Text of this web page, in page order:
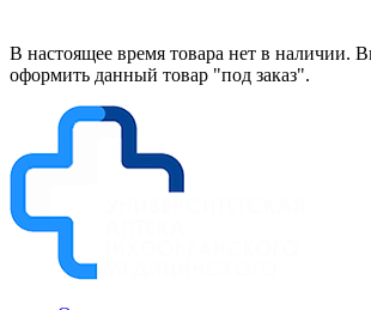
В настоящее время товара нет в наличии.
оформить данный товар "под заказ".